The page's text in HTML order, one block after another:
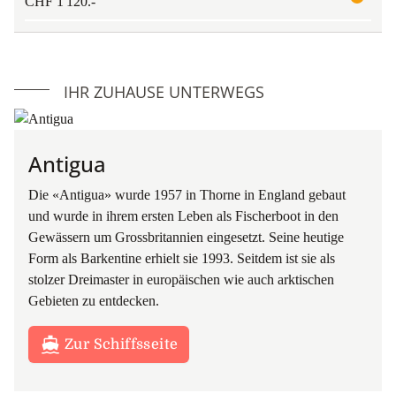
IHR ZUHAUSE UNTERWEGS
Antigua
Die «Antigua» wurde 1957 in Thorne in England gebaut
und wurde in ihrem ersten Leben als Fischerboot in den
Gewässern um Grossbritannien eingesetzt. Seine heutige
Form als Barkentine erhielt sie 1993. Seitdem ist sie als
stolzer Dreimaster in europäischen wie auch arktischen
Gebieten zu entdecken.
Zur Schiffsseite